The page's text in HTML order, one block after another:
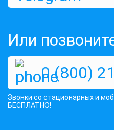
Или
0 (800)
Звонки со стационарных и
БЕСПЛАТНО!